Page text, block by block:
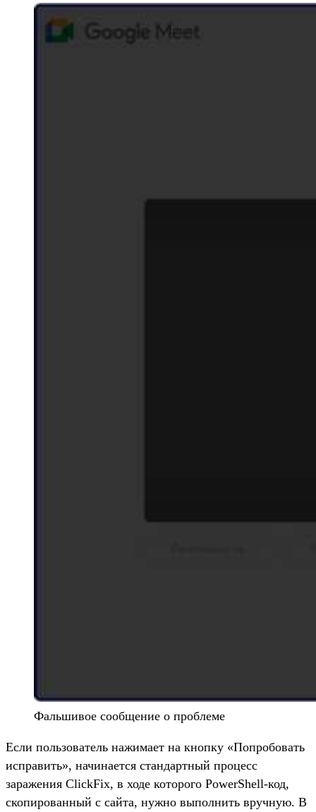
Фальшивое сообщение о проблеме
Если пользователь нажимает на кнопку «Попробовать
исправить», начинается стандартный процесс
заражения ClickFix, в ходе которого PowerShell-код,
скопированный с сайта, нужно выполнить вручную. В